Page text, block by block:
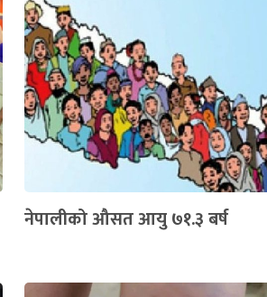
नेपालीको औसत आयु ७१.३ बर्ष